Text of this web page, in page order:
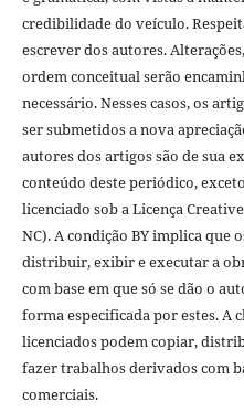
credibilidade do veículo.
escrever dos autores.
ordem conceitual serão
necessário. Nesses casos, os
ser submetidos a nova
autores dos artigos são de sua
conteúdo deste periódico,
licenciado sob a Licença
NC). A condição BY implica que
distribuir, exibir e executar a
com base em que só se dão o
forma especificada por estes. A
licenciados podem copiar,
fazer trabalhos derivados com
comerciais.